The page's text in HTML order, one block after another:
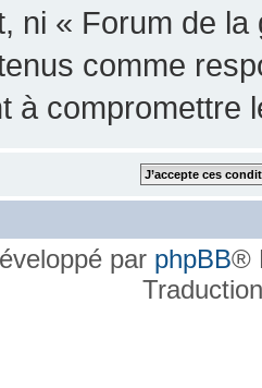
ni « Forum de
comme
à compromettre
par phpBB®